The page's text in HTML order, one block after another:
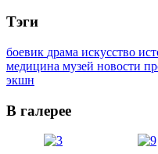
Тэги
боевик драма искусство
медицина музей новости
экшн
В галерее